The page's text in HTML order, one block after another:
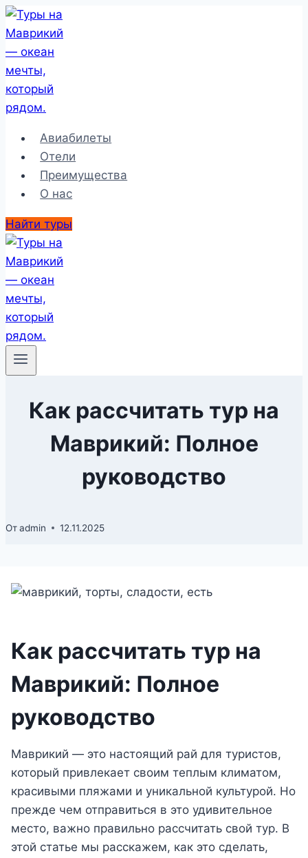
Перейти
к
содержимому
Авиабилеты
Отели
Преимущества
О нас
Найти туры
Как рассчитать тур на
Маврикий: Полное
руководство
Отadmin 12.11.2025
Как рассчитать тур на
Маврикий: Полное
руководство
Маврикий — это настоящий рай для туристов,
который привлекает своим теплым климатом,
красивыми пляжами и уникальной культурой. Но
прежде чем отправиться в это удивительное
место, важно правильно рассчитать свой тур. В
этой статье мы расскажем, как это сделать,